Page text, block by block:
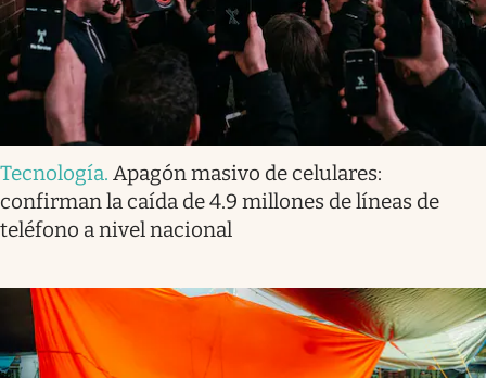
Tecnología. Apagón masivo de celulares:
confirman la caída de 4.9 millones de líneas de
teléfono a nivel nacional